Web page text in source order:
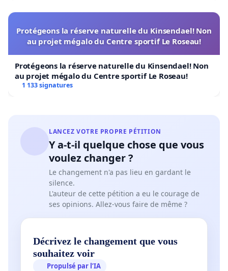
Protégeons la réserve naturelle du Kinsendael! Non
au projet mégalo du Centre sportif Le Roseau!
Protégeons la réserve naturelle du Kinsendael! Non
au projet mégalo du Centre sportif Le Roseau!
1 133 signatures
LANCEZ VOTRE PROPRE PÉTITION
Y a-t-il quelque chose que vous
voulez changer ?
Le changement n'a pas lieu en gardant le
silence.
L'auteur de cette pétition a eu le courage de
ses opinions. Allez-vous faire de même ?
Décrivez le changement que vous
souhaitez voir
Propulsé par l’IA